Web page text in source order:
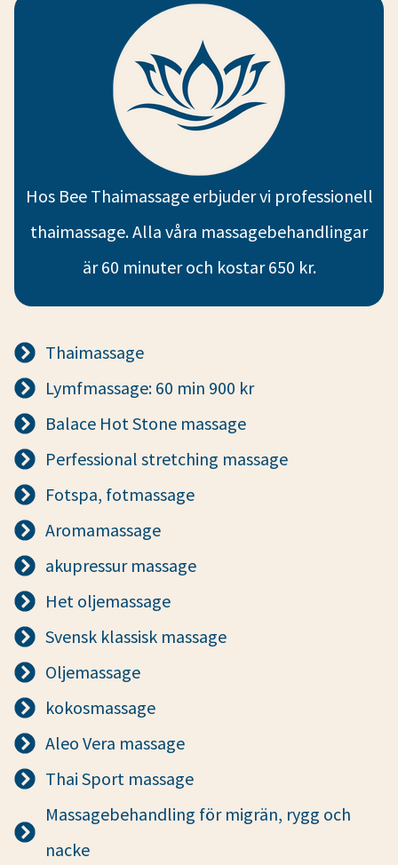
Hos Bee Thaimassage erbjuder vi professionell
thaimassage. Alla våra massagebehandlingar
är 60 minuter och kostar 650 kr.
Thaimassage
Lymfmassage: 60 min 900 kr
Balace Hot Stone massage
Perfessional stretching massage
Fotspa, fotmassage
Aromamassage
akupressur massage
Het oljemassage
Svensk klassisk massage
Oljemassage
kokosmassage
Aleo Vera massage
Thai Sport massage
Massagebehandling för migrän, rygg och
nacke